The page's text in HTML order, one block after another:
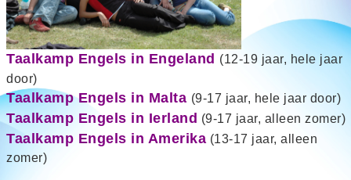
Taalkamp Engels in Engeland (12-19 jaar, hele jaar
door)
Taalkamp Engels in Malta (9-17 jaar, hele jaar door)
Taalkamp Engels in Ierland (9-17 jaar, alleen zomer)
Taalkamp Engels in Amerika (13-17 jaar, alleen
zomer)